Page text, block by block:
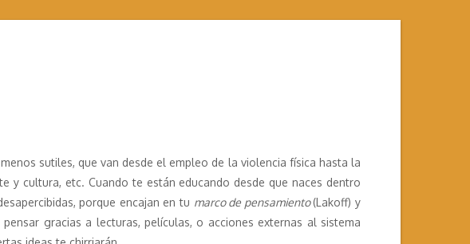
sutiles, que van desde el empleo de la violencia física hasta la
y cultura, etc. Cuando te están educando desde que naces dentro
porque encajan en tu marco de pensamiento(Lakoff) y
gracias a lecturas, películas, o acciones externas al sistema